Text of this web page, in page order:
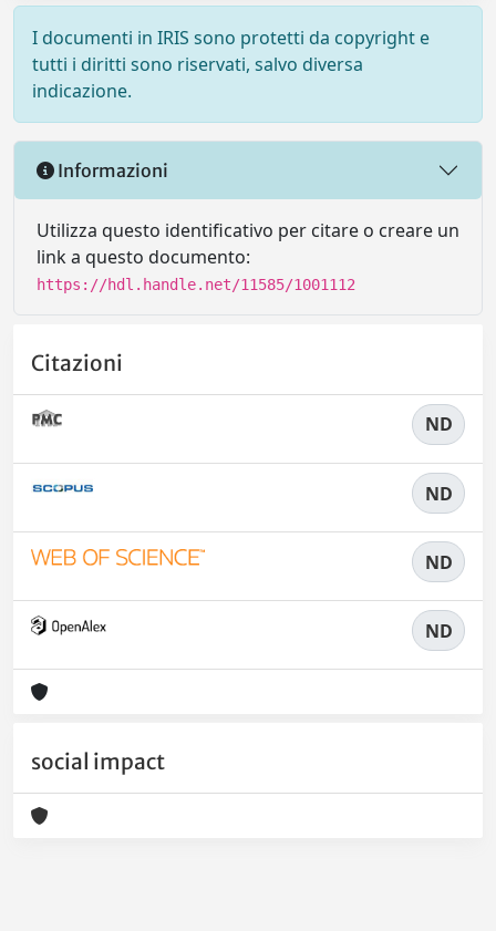
I documenti in IRIS sono protetti da copyright e
tutti i diritti sono riservati, salvo diversa
indicazione.
Informazioni
Utilizza questo identificativo per citare o creare un
link a questo documento:
https://hdl.handle.net/11585/1001112
Citazioni
ND
ND
ND
ND
social impact